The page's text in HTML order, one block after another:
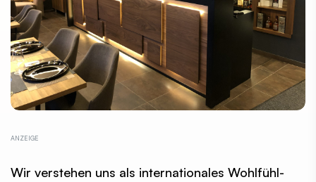
Wir verstehen uns als internationales Wohlfühl-